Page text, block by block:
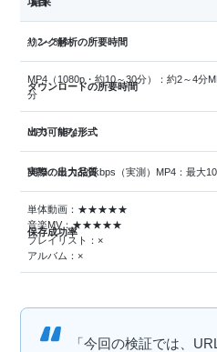
リンク解析の所要時間
約2～3秒
ダウンロードの所要時間
MP4（1080p・約10～30分）：約2～4分
分
出力可能な形式
MP3、MP4
実際の出力品質
MP3：最大320kbps（実測）MP4：最大
保存成功率
単体動画：★★★★★
音楽MV：★★★★★
プレイリスト：×
アルバム：×
「今回の検証では、